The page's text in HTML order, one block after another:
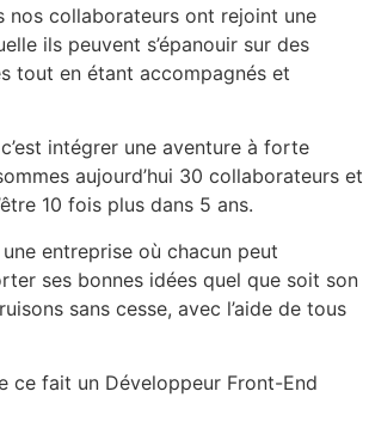
nos collaborateurs ont rejoint une
ils peuvent s’épanouir sur des
tout en étant accompagnés et
intégrer une aventure à forte
aujourd’hui 30 collaborateurs et
10 fois plus dans 5 ans.
une entreprise où chacun peut
ses bonnes idées quel que soit son
sans cesse, avec l’aide de tous
ce fait un Développeur Front-End